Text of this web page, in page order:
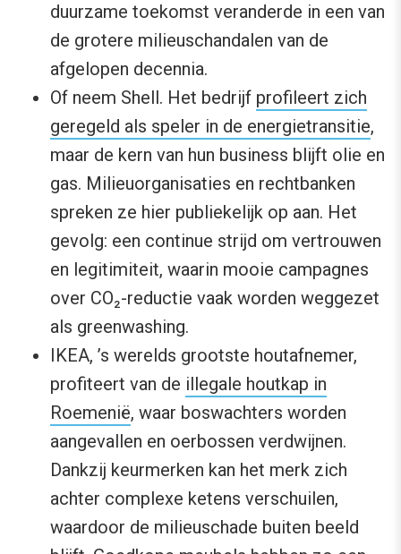
duurzame toekomst veranderde in een van
de grotere milieuschandalen van de
afgelopen decennia.
Of neem Shell. Het bedrijf profileert zich
geregeld als speler in de energietransitie,
maar de kern van hun business blijft olie en
gas. Milieuorganisaties en rechtbanken
spreken ze hier publiekelijk op aan. Het
gevolg: een continue strijd om vertrouwen
en legitimiteit, waarin mooie campagnes
over CO₂-reductie vaak worden weggezet
als greenwashing.
IKEA, ’s werelds grootste houtafnemer,
profiteert van de illegale houtkap in
Roemenië, waar boswachters worden
aangevallen en oerbossen verdwijnen.
Dankzij keurmerken kan het merk zich
achter complexe ketens verschuilen,
waardoor de milieuschade buiten beeld